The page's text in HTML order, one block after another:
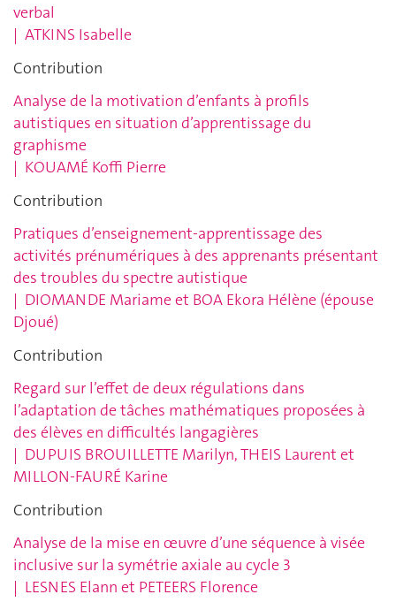
verbal
| ATKINS Isabelle
Contribution
Analyse de la motivation d’enfants à profils
autistiques en situation d’apprentissage du
graphisme
| KOUAMÉ Koffi Pierre
Contribution
Pratiques d’enseignement-apprentissage des
activités prénumériques à des apprenants présentant
des troubles du spectre autistique
| DIOMANDE Mariame et BOA Ekora Hélène (épouse
Djoué)
Contribution
Regard sur l’effet de deux régulations dans
l’adaptation de tâches mathématiques proposées à
des élèves en difficultés langagières
| DUPUIS BROUILLETTE Marilyn,THEIS Laurent et
MILLON-FAURÉ Karine
Contribution
Analyse de la mise en œuvre d’une séquence à visée
inclusive sur la symétrie axiale au cycle 3
| LESNES Elann et PETEERS Florence